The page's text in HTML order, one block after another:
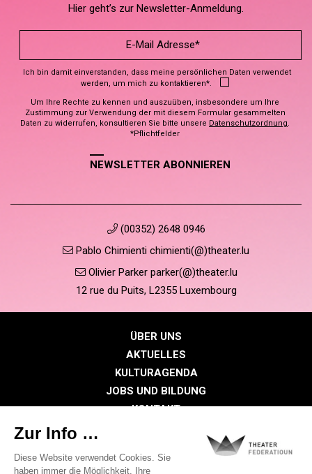
Hier geht’s zur Newsletter-Anmeldung.
Ich bin damit einverstanden, dass meine persönlichen Daten verwendet
werden, um mich zu kontaktieren*.
Um Ihre Rechte zu kennen und auszuüben, insbesondere um Ihre
Zustimmung zur Verwendung der mit diesem Formular gesammelten
Daten zu widerrufen, konsultieren Sie bitte unsere Datenschutzordnung.
*Pflichtfelder
NEWSLETTER ABONNIEREN
(00352) 2648 0946
Pablo Chimienti chimienti(@)theater.lu
Olivier Parker parker(@)theater.lu
12 rue du Puits, L2355 Luxembourg
ÜBER UNS
AKTUELLES
KULTURAGENDA
JOBS UND BILDUNG
KONTAKT
MITGLIEDERBEREICH